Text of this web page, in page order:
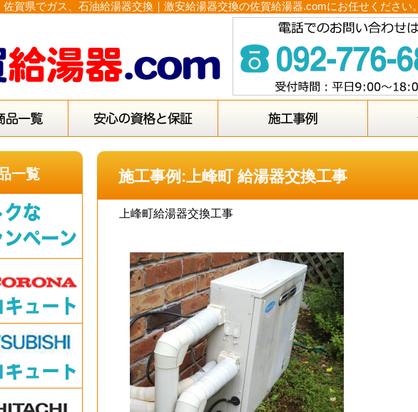
佐賀県でガス、石油給湯器交換｜激安給湯器交換の佐賀給湯器.comにお任せください。
施工事例:上峰町 給湯器交換工事
上峰町給湯器交換工事
一覧